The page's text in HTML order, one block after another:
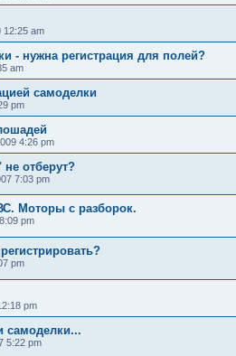
12:25 am
- нужна регистрация для полей?
am
самоделки
pm
4:26 pm
отберут?
7:03 pm
Моторы с разборок.
pm
pm
pm
самоделки...
5:22 pm